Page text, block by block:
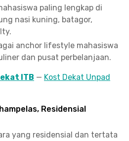
paling lengkap di
nasi kuning, batagor,
anchor lifestyle mahasiswa
dan pusat perbelanjaan.
ITB — Kost Dekat Unpad
Residensial
yang residensial dan tertata